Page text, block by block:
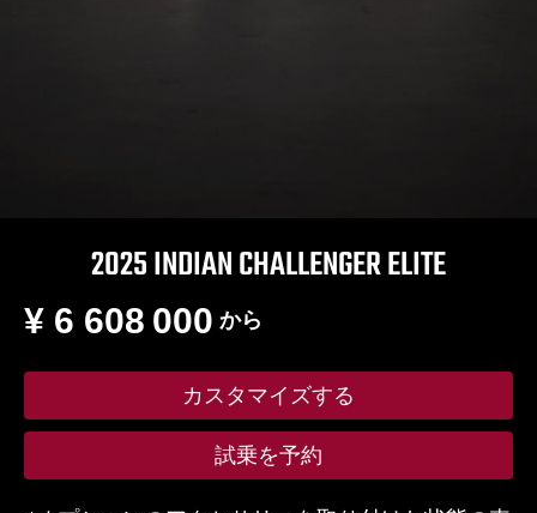
2025 INDIAN CHALLENGER ELITE
から
¥ 6 608 000
カスタマイズする
試乗を予約